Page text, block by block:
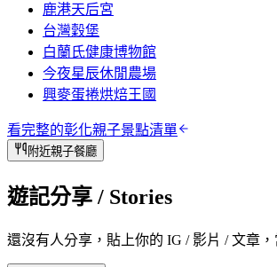
鹿港天后宮
台灣穀堡
白蘭氏健康博物館
今夜星辰休閒農場
興麥蛋捲烘焙王國
看完整的彰化親子景點清單
附近親子餐廳
遊記分享 / Stories
還沒有人分享，貼上你的 IG / 影片 / 文章，